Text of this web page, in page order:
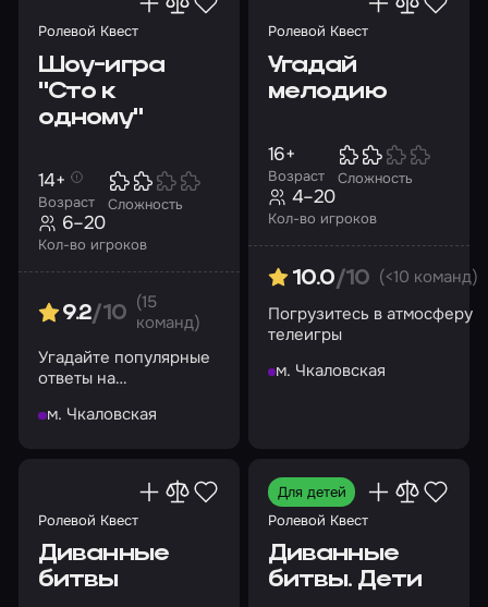
Ролевой Квест
Шоу-игра
"Сто к
одному"
Возраст
14+
Сложность
Кол-во игроков
6–20
9.2/10
(15
команд)
Угадайте популярные
ответы на
вопросы
м. Чкаловская
Ролевой Квест
Угадай
мелодию
Возраст
16+
Сложность
Кол-во игроков
4–20
10.0/10 (<10 команд)
Погрузитесь в атмосферу
телеигры
м. Чкаловская
Ролевой Квест
Диванные
битвы
Для детей
Ролевой Квест
Диванные
битвы. Дети